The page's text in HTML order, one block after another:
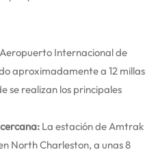
Internacional de
aproximadamente a 12 millas
se realizan los principales
La estación de Amtrak
North Charleston, a unas 8